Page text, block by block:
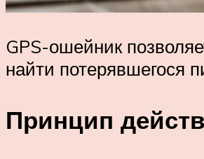
GPS-ошейник
найти потерявшегося
Принцип